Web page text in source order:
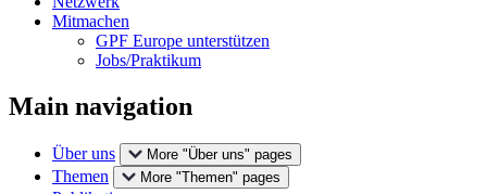
Mitmachen
GPF Europe unterstützen
Jobs/Praktikum
Main navigation
Über uns More "Über uns" pages
Themen More "Themen" pages